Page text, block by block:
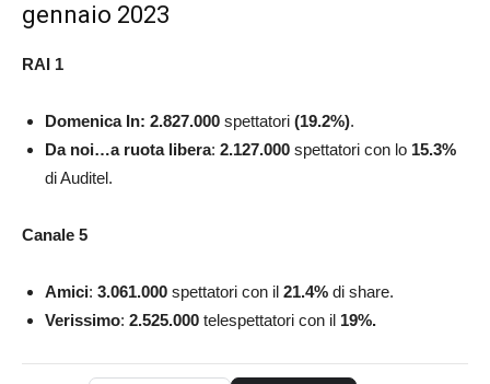
gennaio 2023
RAI 1
Domenica In: 2.827.000 spettatori (19.2%).
Da noi…a ruota libera: 2.127.000 spettatori con lo 15.3%
di Auditel.
Canale 5
Amici: 3.061.000 spettatori con il 21.4% di share.
Verissimo: 2.525.000 telespettatori con il 19%.